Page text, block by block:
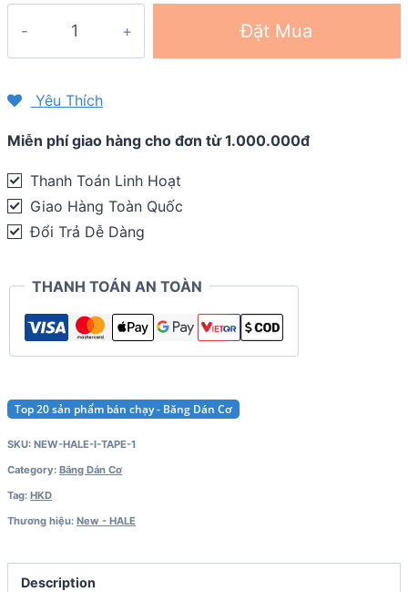
New
V
Tape
(2
miếng)
Đặt Mua
Yêu Thích
Miễn phí giao hàng cho đơn từ 1.000.000đ
Thanh Toán Linh Hoạt
Giao Hàng Toàn Quốc
Đổi Trả Dễ Dàng
THANH TOÁN AN TOÀN
Top 20 sản phẩm bán chạy - Băng Dán Cơ
SKU: NEW-HALE-I-TAPE-1
Category: Băng Dán Cơ
Tag: HKD
Thương hiệu: New - HALE
Description